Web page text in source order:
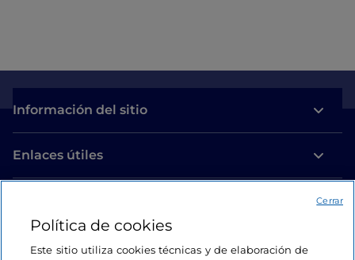
Información del sitio
Enlaces útiles
Estamos en contacto
Política de cookies
Este sitio utiliza cookies técnicas y de elaboración de
Cerrar